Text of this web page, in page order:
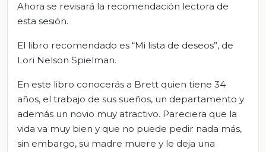
Ahora se revisará la recomendación lectora de
esta sesión.
El libro recomendado es “Mi lista de deseos”, de
Lori Nelson Spielman.
En este libro conocerás a Brett quien tiene 34
años, el trabajo de sus sueños, un departamento y
además un novio muy atractivo. Pareciera que la
vida va muy bien y que no puede pedir nada más,
sin embargo, su madre muere y le deja una